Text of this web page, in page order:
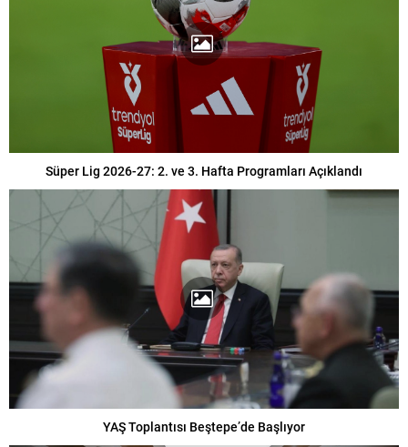
Süper Lig 2026-27: 2. ve 3. Hafta Programları Açıklandı
YAŞ Toplantısı Beştepe’de Başlıyor